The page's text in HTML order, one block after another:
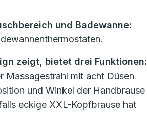
und Badewanne:
zeigt, bietet drei Funktionen:
Massagestrahl mit acht Düsen
und Winkel der Handbrause
eckige XXL-Kopfbrause hat